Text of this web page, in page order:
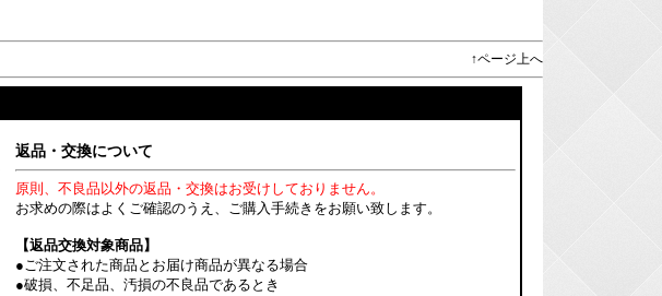
↑ページ上へ
返品・交換について
原則、不良品以外の返品・交換はお受けしておりません。
お求めの際はよくご確認のうえ、ご購入手続きをお願い致します。
【返品交換対象商品】
●ご注文された商品とお届け商品が異なる場合
●破損、不足品、汚損の不良品であるとき